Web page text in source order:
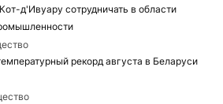
д'Ивуару сотрудничать в области
рекорд августа в Беларуси